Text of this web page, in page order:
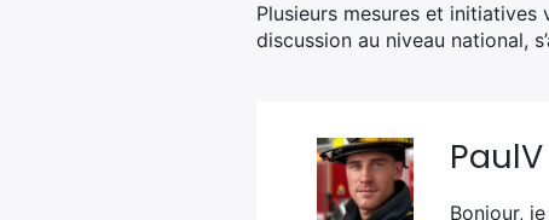
Plusieurs mesures et
discussion au niveau national,
PaulV
Bonjour,